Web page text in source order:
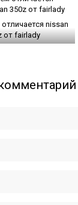
nissan
от fairlady